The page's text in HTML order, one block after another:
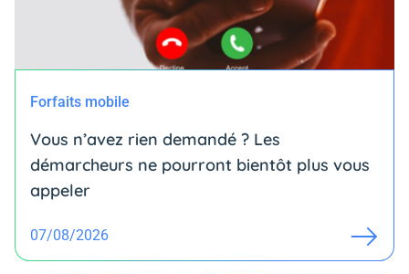
Forfaits mobile
Vous n’avez rien demandé ? Les
démarcheurs ne pourront bientôt plus vous
appeler
07/08/2026